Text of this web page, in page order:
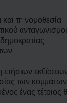
τη νομοθεσία
ετήσιων εκθέσεων
των κομμάτων
ένας τέτοιος